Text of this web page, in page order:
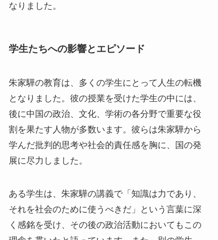
なりました。
学生たちへの影響とエピソード
朱家驊の教育は、多くの学生にとって人生の転機
となりました。彼の授業を受けた学生の中には、
後に中国の政治、文化、学術の各分野で重要な役
割を果たす人物が多数います。彼らは朱家驊から
学んだ批判的思考や社会的責任感を胸に、国の発
展に尽力しました。
ある学生は、朱家驊の講義で「知識は力であり、
それを社会のために使うべきだ」という言葉に深
く感銘を受け、その後の政治活動においてもこの